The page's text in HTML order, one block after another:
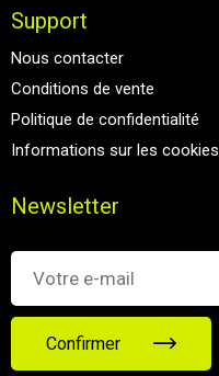
Support
Nous contacter
Conditions de vente
Politique de confidentialité
Informations sur les cookies
Newsletter
Confirmer